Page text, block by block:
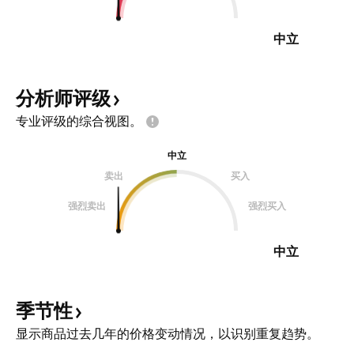
中立
分析师评级
专业评级的综合视图。
中立
卖出
买入
强烈卖出 强烈买入
中立
季节性
显示商品过去几年的价格变动情况，以识别重复趋势。